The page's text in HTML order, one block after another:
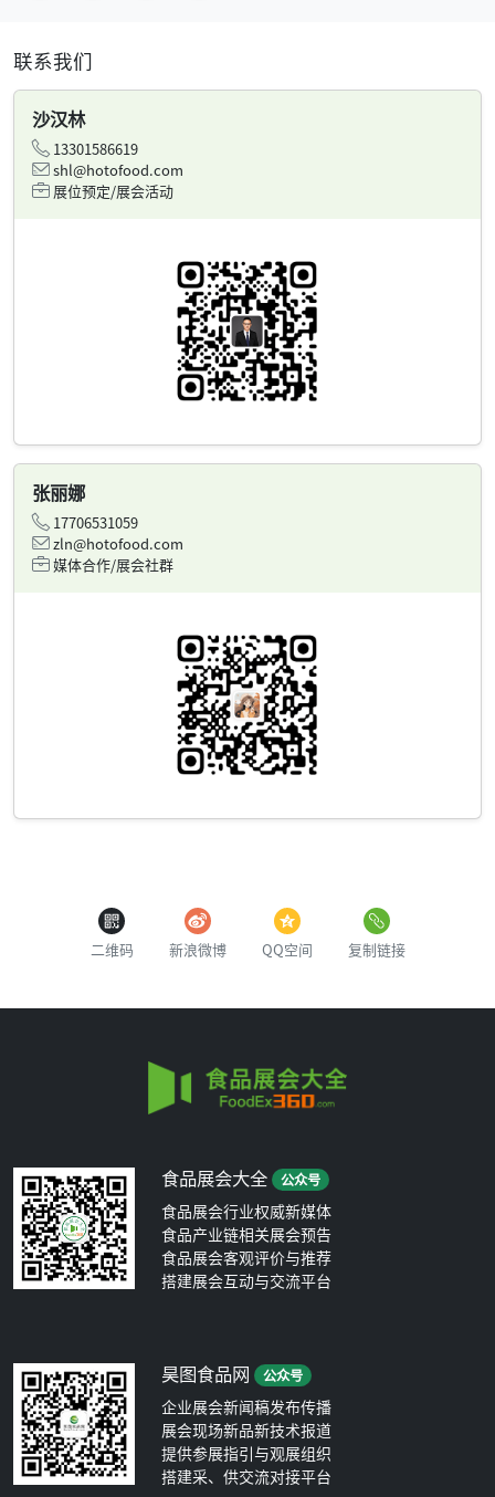
联系我们
沙汉林
13301586619
shl@hotofood.com
展位预定/展会活动
张丽娜
17706531059
zln@hotofood.com
媒体合作/展会社群
二维码 新浪微博 QQ空间 复制链接
食品展会大全 公众号
食品展会行业权威新媒体
食品产业链相关展会预告
食品展会客观评价与推荐
搭建展会互动与交流平台
昊图食品网 公众号
企业展会新闻稿发布传播
展会现场新品新技术报道
提供参展指引与观展组织
搭建采、供交流对接平台